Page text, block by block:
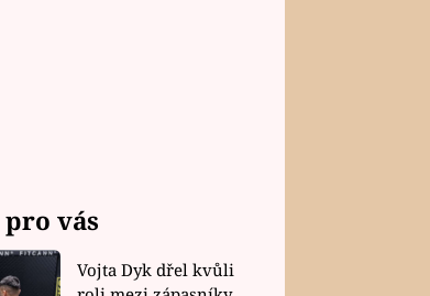
vás
Vojta Dyk dřel kvůli